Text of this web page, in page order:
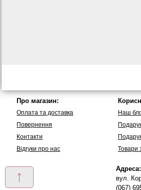
↑
Про магазин:
Оплата та доставка
Повернення
Контакти
Вiдгуки про нас
Наш
Товари
Адреса:
вул.
(067)